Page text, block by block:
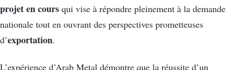
projet en cours qui vise à répondre pleinement à la demande
nationale tout en ouvrant des perspectives prometteuses
d’exportation.
L’expérience d’Arab Metal démontre que la réussite d’un